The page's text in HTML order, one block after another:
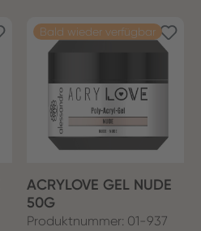
Bald wieder verfügbar
ACRYLOVE GEL NUDE
50G
Produktnummer: 01-937